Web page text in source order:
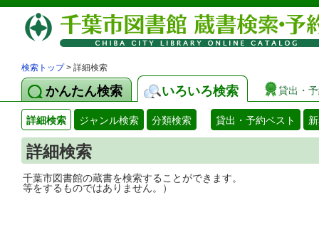
検索トップ> 詳細検索
かんたん検索 いろいろ検索 貸出・
詳細検索 ジャンル検索 分類検索 貸出・予約ベスト
詳細検索
千葉市図書館の蔵書を検索することがで
等をするものではありません。）